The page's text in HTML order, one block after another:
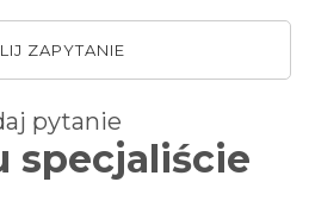
ZAPYTANIE
pytanie
specjaliście